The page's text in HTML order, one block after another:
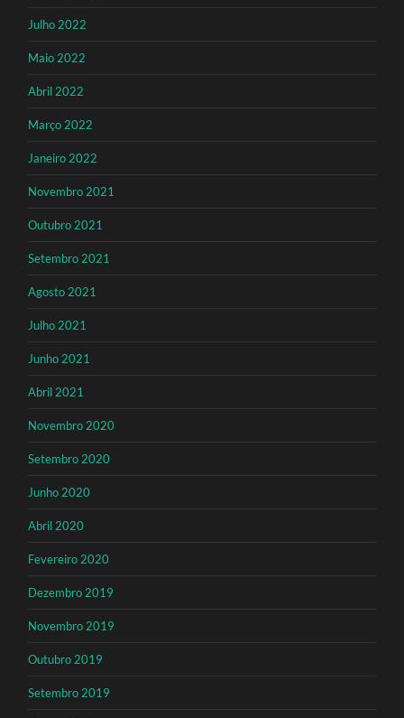
Julho 2022
Maio 2022
Abril 2022
Março 2022
Janeiro 2022
Novembro 2021
Outubro 2021
Setembro 2021
Agosto 2021
Julho 2021
Junho 2021
Abril 2021
Novembro 2020
Setembro 2020
Junho 2020
Abril 2020
Fevereiro 2020
Dezembro 2019
Novembro 2019
Outubro 2019
Setembro 2019